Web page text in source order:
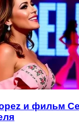
и фильм